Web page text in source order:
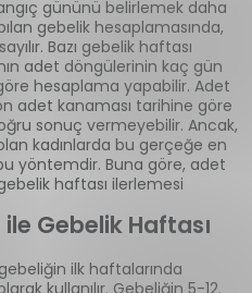
gününü belirlemek daha
gebelik hesaplamasında,
Bazı gebelik haftası
adet döngülerinin kaç gün
hesaplama yapabilir. Adet
adet kanaması tarihine göre
sonuç vermeyebilir. Ancak,
kadınlarda bu gerçeğe en
yöntemdir. Buna göre, adet
haftası ilerlemesi
Gebelik Haftası
ilk haftalarında
kullanılır. Gebeliğin 5-12.